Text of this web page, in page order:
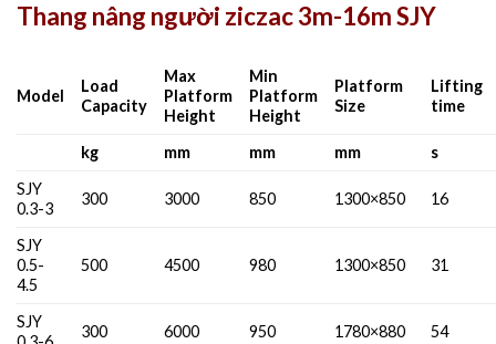
Thang nâng người ziczac 3m-16m SJY
Model
Load
Capacity
Max
Platform
Height
Min
Platform
Height
Platform
Size
Lifting
time
kg mm mm mm
s
SJY
0.3-3
300 3000 850 1300×850 16
SJY
0.5-
4.5
500 4500 980 1300×850 31
SJY
300 6000 950 1780×880 54